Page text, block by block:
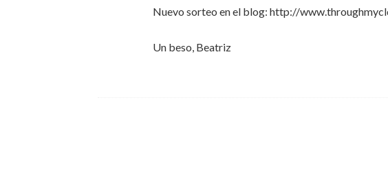
Nuevo sorteo en el blog: http://
Un beso, Beatriz